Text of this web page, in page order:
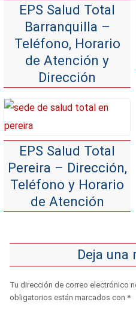
EPS Salud Total
Barranquilla –
Teléfono, Horario
de Atención y
Dirección
EPS Salud Total
Pereira – Dirección,
Teléfono y Horario
de Atención
Deja una
Tu dirección de correo electrónico
obligatorios están marcados con *